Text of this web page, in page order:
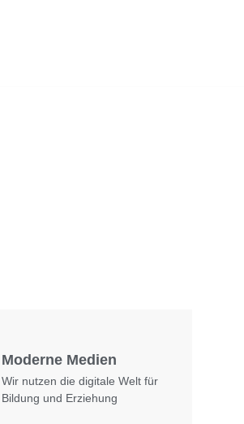
Moderne Medien
Wir nutzen die digitale Welt für
Bildung und Erziehung